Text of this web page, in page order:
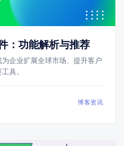
：功能解析与推荐
企业扩展全球市场、提升客户
具。
博客资讯